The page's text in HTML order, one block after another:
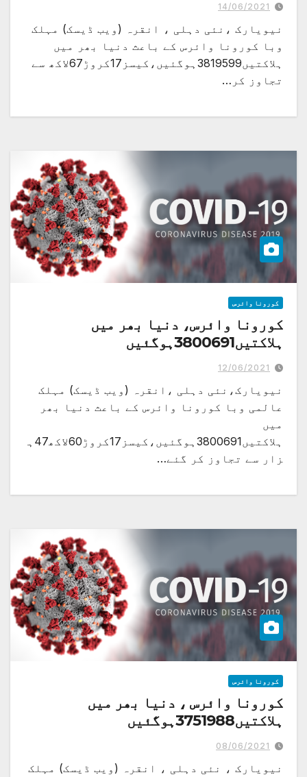
14/06/2021
نیویارک ،نئی دہلی ، انقرہ (ویب ڈیسک) مہلک
وبا کورونا وائرس کے باعث دنیا بھر میں
ہلاکتیں3819599ہوگئیں،کیسز17کروڑ67لاکھ سے
تجاوز کر…
کورونا وائرس
کورونا وائرس، دنیا بھر میں
ہلاکتیں3800691ہوگئیں
12/06/2021
نیویارک،نئی دہلی ،انقرہ (ویب ڈیسک) مہلک
عالمی وبا کورونا وائرس کے باعث دنیا بھر
میں
ہلاکتیں3800691ہوگئیں،کیسز17کروڑ60لاکھ47ہ
زار سے تجاوز کر گئے…
کورونا وائرس
کورونا وائرس ، دنیا بھر میں
ہلاکتیں3751988ہوگئیں
08/06/2021
نیویارک ، نئی دہلی ، انقرہ (ویب ڈیسک) مہلک